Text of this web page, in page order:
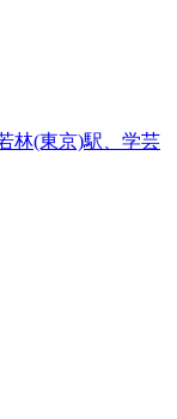
林(東京)駅、学芸